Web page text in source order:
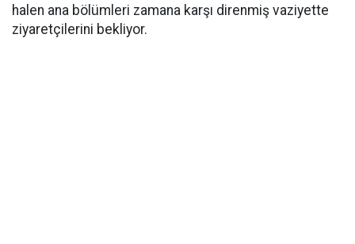
halen ana bölümleri zamana karşı direnmiş vaziyette
ziyaretçilerini bekliyor.